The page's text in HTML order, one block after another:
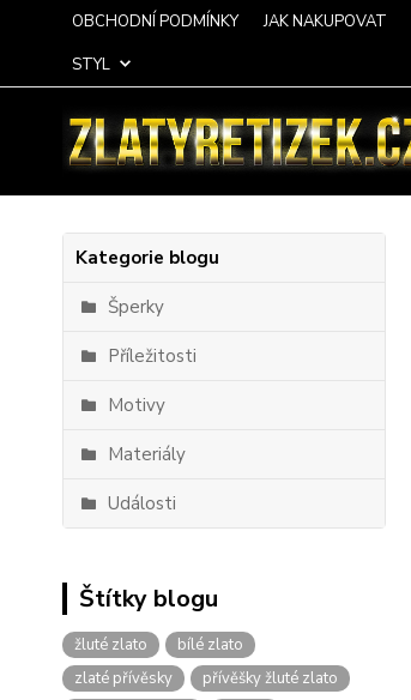
OBCHODNÍ PODMÍNKY JAK NAKUPOVAT
STYL
Kategorie blogu
Šperky
Příležitosti
Motivy
Materiály
Události
Štítky blogu
žluté zlato
bílé zlato
zlaté přívěsky
přívěšky žluté zlato